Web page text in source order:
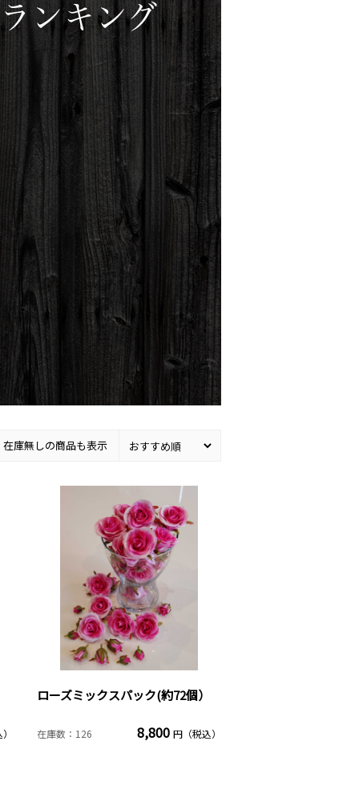
ンキング
在庫無しの商品も表示
ローズミックスパック(約72個）
在庫数：126 8,800 円（税込）